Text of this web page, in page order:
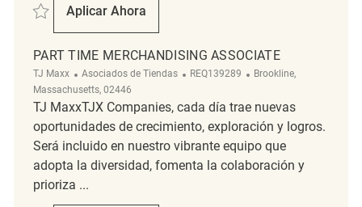
Salvar part time merchandising associate REQ131059
Aplicar Ahora
Part Time Merchandising Associate
PART TIME MERCHANDISING ASSOCIATE
TJ Maxx Categoría
Asociados de Tiendas ReqId
REQ139289 Ubicación
Brookline,
Massachusetts, 02446
TJ MaxxTJX Companies, cada día trae nuevas
oportunidades de crecimiento, exploración y logros.
Será incluido en nuestro vibrante equipo que
adopta la diversidad, fomenta la colaboración y
prioriza ...